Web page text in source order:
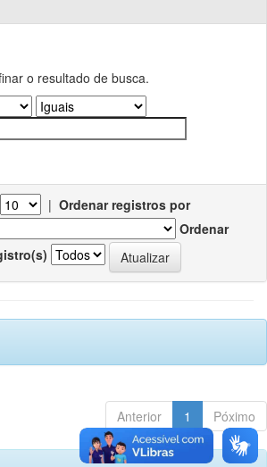
o resultado de busca.
| Ordenar registros por
Ordenar
Anterior 1 Póximo